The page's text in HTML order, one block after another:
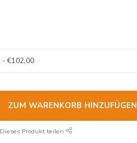
ZUM WARENKORB HINZUFÜGEN
Dieses Produkt teilen